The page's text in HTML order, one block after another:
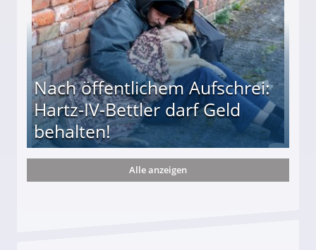
Nach öffentlichem Aufschrei:
Hartz-IV-Bettler darf Geld
behalten!
darf Geld behalten!
Alle anzeigen